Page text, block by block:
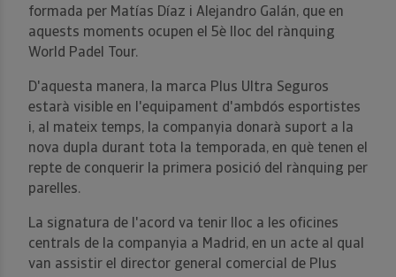
formada per Matías Díaz i Alejandro Galán, que en
aquests moments ocupen el 5è lloc del rànquing
World Padel Tour.
D'aquesta manera, la marca Plus Ultra Seguros
estarà visible en l'equipament d'ambdós esportistes
i, al mateix temps, la companyia donarà suport a la
nova dupla durant tota la temporada, en què tenen el
repte de conquerir la primera posició del rànquing per
parelles.
La signatura de l'acord va tenir lloc a les oficines
centrals de la companyia a Madrid, en un acte al qual
van assistir el director general comercial de Plus